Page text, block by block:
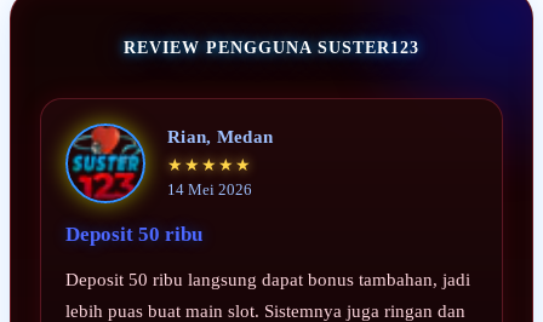
REVIEW PENGGUNA SUSTER123
Rian, Medan
★★★★★
14 Mei 2026
Deposit 50 ribu
Deposit 50 ribu langsung dapat bonus tambahan, jadi
lebih puas buat main slot. Sistemnya juga ringan dan